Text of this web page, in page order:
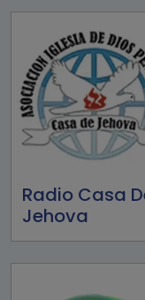
Radio Casa
Jehova